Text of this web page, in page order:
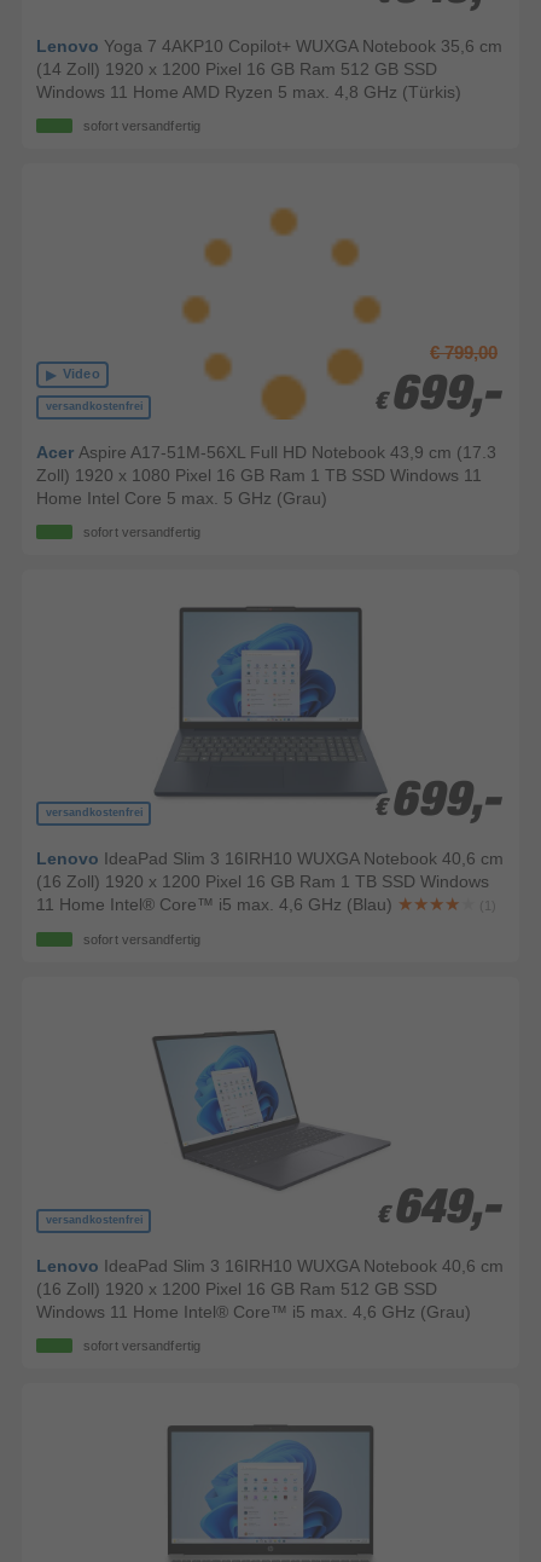
Lenovo Yoga 7 4AKP10 Copilot+ WUXGA Notebook 35,6 cm
(14 Zoll) 1920 x 1200 Pixel 16 GB Ram 512 GB SSD
Windows 11 Home AMD Ryzen 5 max. 4,8 GHz (Türkis)
sofort versandfertig
versandkostenfrei
Video
€ 799,00
€ 699,-
€ 699,-
Acer Aspire A17-51M-56XL Full HD Notebook 43,9 cm (17.3
Zoll) 1920 x 1080 Pixel 16 GB Ram 1 TB SSD Windows 11
Home Intel Core 5 max. 5 GHz (Grau)
sofort versandfertig
versandkostenfrei € 699,-
€ 699,-
Lenovo IdeaPad Slim 3 16IRH10 WUXGA Notebook 40,6 cm
(16 Zoll) 1920 x 1200 Pixel 16 GB Ram 1 TB SSD Windows
11 Home Intel® Core™ i5 max. 4,6 GHz (Blau)
(1)
sofort versandfertig
versandkostenfrei € 649,-
€ 649,-
Lenovo IdeaPad Slim 3 16IRH10 WUXGA Notebook 40,6 cm
(16 Zoll) 1920 x 1200 Pixel 16 GB Ram 512 GB SSD
Windows 11 Home Intel® Core™ i5 max. 4,6 GHz (Grau)
sofort versandfertig